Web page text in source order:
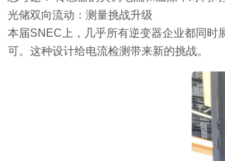
光储双向流动：测量挑战升级
本届SNEC上，几乎所有逆变器企业都同
可。这种设计给电流检测带来新的挑战。